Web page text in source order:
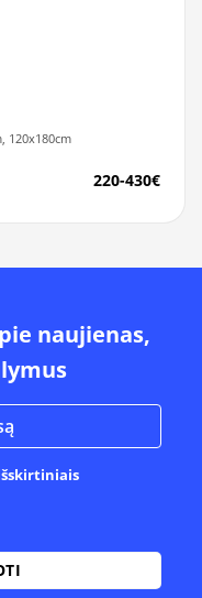
120x180cm
220-430€
naujienas,